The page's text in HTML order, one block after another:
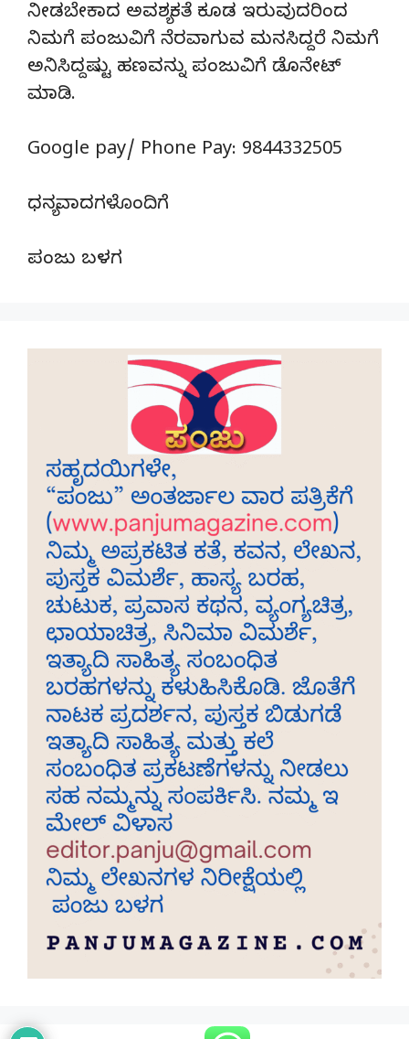
ನೀಡಬೇಕಾದ ಅವಶ್ಯಕತೆ ಕೂಡ ಇರುವುದರಿಂದ
ನಿಮಗೆ ಪಂಜುವಿಗೆ ನೆರವಾಗುವ ಮನಸಿದ್ದರೆ ನಿಮಗೆ
ಅನಿಸಿದ್ದಷ್ಟು ಹಣವನ್ನು ಪಂಜುವಿಗೆ ಡೊನೇಟ್‌
ಮಾಡಿ.
Google pay/ Phone Pay: 9844332505
ಧನ್ಯವಾದಗಳೊಂದಿಗೆ
ಪಂಜು ಬಳಗ